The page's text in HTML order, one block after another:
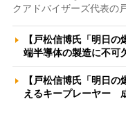
クアドバイザーズ代表の
【戸松信博氏「明日
端半導体の製造に不可
【戸松信博氏「明日
えるキープレーヤー